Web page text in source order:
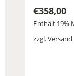
€358,00
Enthält 19%
zzgl.Versand